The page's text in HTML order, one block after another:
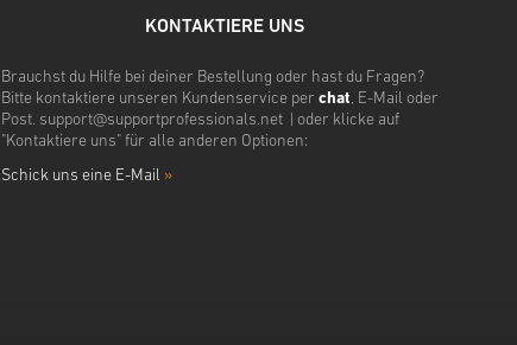
KONTAKTIERE UNS
Brauchst du Hilfe bei deiner Bestellung oder hast du Fragen?
Bitte kontaktiere unseren Kundenservice per chat, E-Mail oder
Post. support@supportprofessionals.net| oder klicke auf
"Kontaktiere uns" für alle anderen Optionen:
Schick uns eine E-Mail »